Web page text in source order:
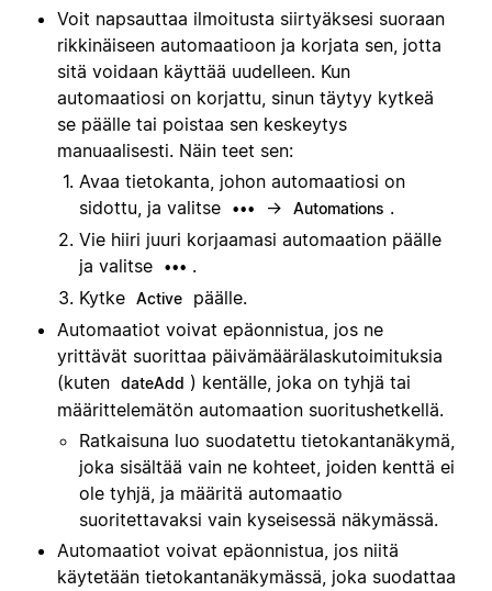
Voit napsauttaa ilmoitusta siirtyäksesi suoraan
rikkinäiseen automaatioon ja korjata sen, jotta
sitä voidaan käyttää uudelleen. Kun
automaatiosi on korjattu, sinun täytyy kytkeä
se päälle tai poistaa sen keskeytys
manuaalisesti. Näin teet sen:
Avaa tietokanta, johon automaatiosi on
sidottu, ja valitse
••• → Automations .
Vie hiiri juuri korjaamasi automaation päälle
ja valitse
••• .
Kytke Active
päälle.
Automaatiot voivat epäonnistua, jos ne
yrittävät suorittaa päivämäärälaskutoimituksia
(kuten dateAdd ) kentälle, joka on tyhjä tai
määrittelemätön automaation suoritushetkellä.
Ratkaisuna luo suodatettu tietokantanäkymä,
joka sisältää vain ne kohteet, joiden kenttä ei
ole tyhjä, ja määritä automaatio
suoritettavaksi vain kyseisessä näkymässä.
Automaatiot voivat epäonnistua, jos niitä
käytetään tietokantanäkymässä, joka suodattaa